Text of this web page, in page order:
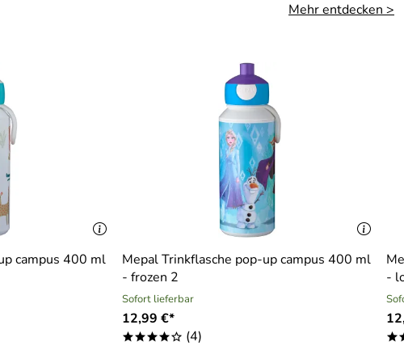
Mehr entdecken >
campus 400 ml
Mepal Trinkflasche pop-up campus 400 ml
- frozen 2
Sofort lieferbar
12,99 €*
****o (4)
-